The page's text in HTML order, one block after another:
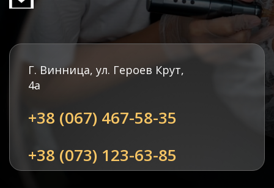
Г. Винница, ул. Героев Крут,
4а
+38 (067) 467-58-35
+38 (073) 123-63-85